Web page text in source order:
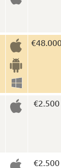
€2.500
€2.500